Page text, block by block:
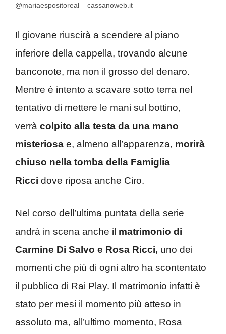
@mariaespositoreal – cassanoweb.it
Il giovane riuscirà a scendere al piano
inferiore della cappella, trovando alcune
banconote, ma non il grosso del denaro.
Mentre è intento a scavare sotto terra nel
tentativo di mettere le mani sul bottino,
verrà colpito alla testa da una mano
misteriosa e, almeno all’apparenza, morirà
chiuso nella tomba della Famiglia
Ricci dove riposa anche Ciro.
Nel corso dell’ultima puntata della serie
andrà in scena anche il matrimonio di
Carmine Di Salvo e Rosa Ricci, uno dei
momenti che più di ogni altro ha scontentato
il pubblico di Rai Play. Il matrimonio infatti è
stato per mesi il momento più atteso in
assoluto ma, all’ultimo momento, Rosa